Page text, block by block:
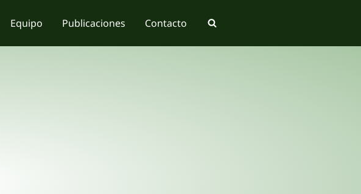
Equipo Publicaciones Contacto